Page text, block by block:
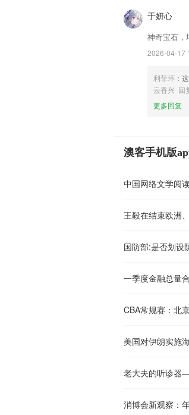
于妍心
神奇宝石，
2026-04-17
利菲环 ：
云香兴 回
更多回复
澳客手机版
中国网络文学阅
王毅在结束欧洲
国防部:是否划设
一季度金融总量
CBA常规赛：北
老大夫的听诊器
消博会新观察：